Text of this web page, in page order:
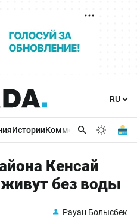
ИсторииКомментарииБизнес
Кенсай
без воды
Рауан Болысбек